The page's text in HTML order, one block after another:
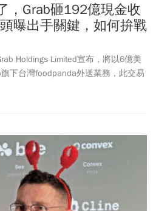
，Grab砸192億現金收
曝出手關鍵，如何拚戰
Holdings Limited宣布，將以6億美
下台灣foodpanda外送業務，此交易
，並需經過常規的交割調整與監管